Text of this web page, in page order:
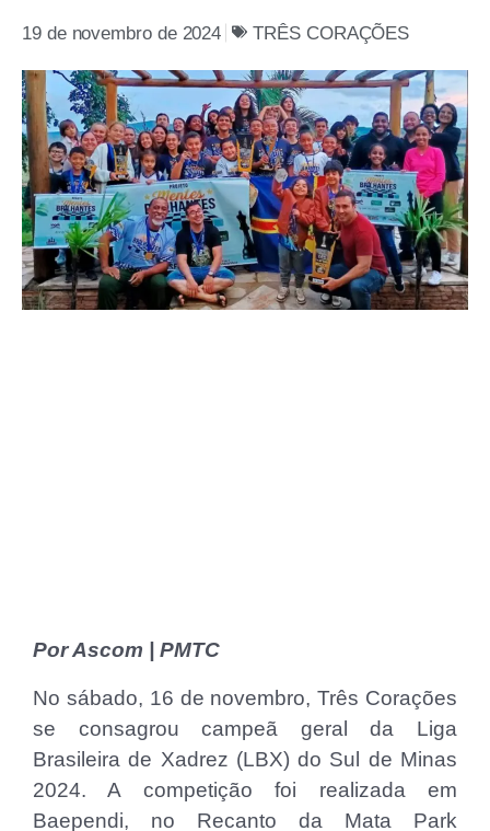
19 de novembro de 2024 TRÊS CORAÇÕES
Por Ascom | PMTC
No sábado, 16 de novembro, Três Corações
se consagrou campeã geral da Liga
Brasileira de Xadrez (LBX) do Sul de Minas
2024. A competição foi realizada em
Baependi, no Recanto da Mata Park